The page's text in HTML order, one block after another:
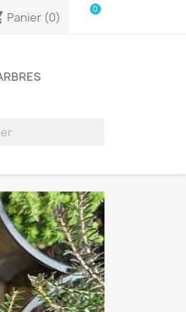
Panier (0)
0